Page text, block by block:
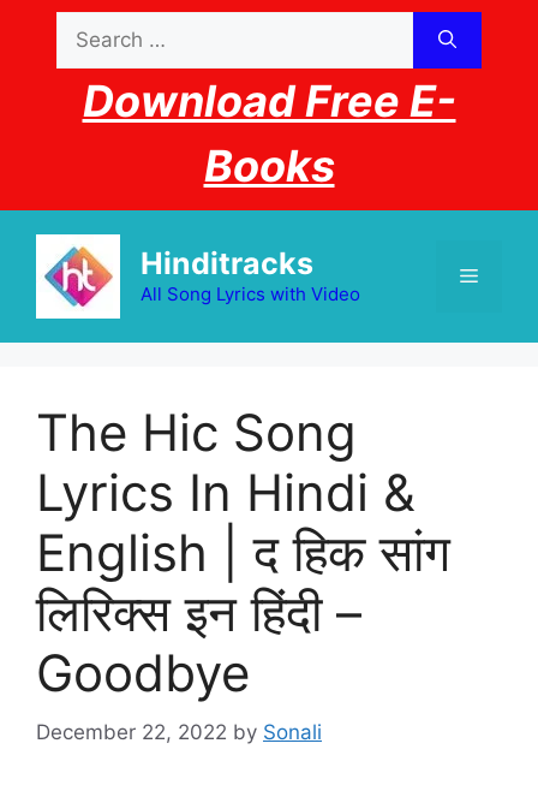
content
for:
Download Free E-
Books
Hinditracks
All Song Lyrics with Video
Menu
The Hic Song
Lyrics In Hindi &
English | द हिक सांग
लिरिक्स इन हिंदी –
Goodbye
December 22, 2022 by Sonali